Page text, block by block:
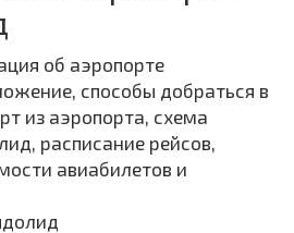
об аэропорте
способы добраться в
из аэропорта, схема
расписание рейсов,
авиабилетов и